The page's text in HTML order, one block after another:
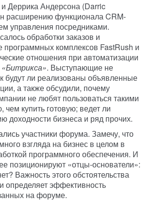
Деррика Андерсона (Darric
расширению функционала CRM-
управления посредниками.
обработки заказов и
программных комплексов FastRush и
отношения при автоматизации
«Битрикса». Выступающие не
будут ли реализованы объявленные
а также обсудили, почему
не любят пользоваться такими
купить готовую; ведет ли
доходности бизнеса и ряд прочих.
участники форума. Замечу, что
взгляда на бизнес в целом в
программного обеспечения. И
позиционируют «отцы-основатели»:
Важность этого обстоятельства
определяет эффективность
на форуме.